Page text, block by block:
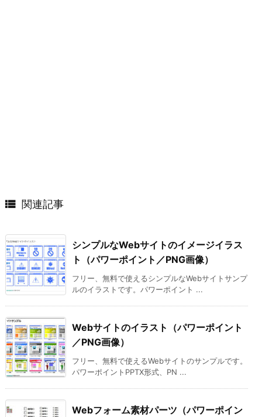
 関連記事
シンプルなWebサイトのイメージイラス
ト（パワーポイント／PNG画像）
フリー、無料で使えるシンプルなWebサイトサンプ
ルのイラストです。パワーポイント ...
Webサイトのイラスト（パワーポイント
／PNG画像）
フリー、無料で使えるWebサイトのサンプルです。
パワーポイントPPTX形式、PN ...
Webフォーム素材パーツ（パワーポイン